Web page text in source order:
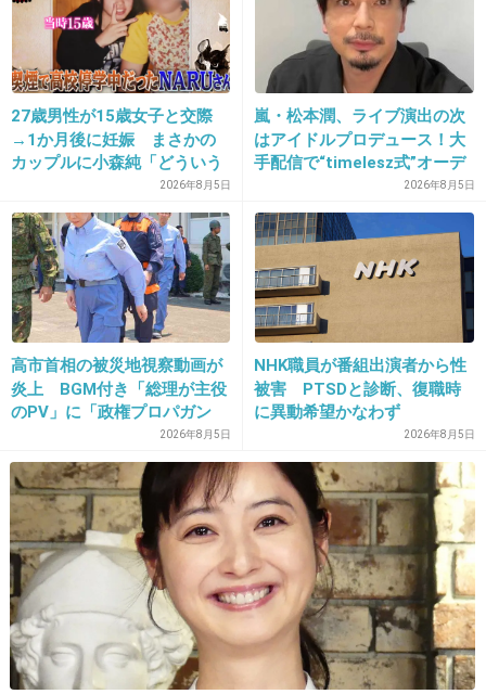
14. 匿名2015/07/28(火) 17:23:41
貝や石って踏むとかなり痛い
本当は走って海に入っていきたいが、ビーサン
なしの時は慎重に歩く
15. 匿名2015/07/28(火) 17:23:42
砂が足に付着してイライラ
+65
16. 匿名 2015/07/28(火) 17:24:20
27歳男性が15歳女子と交際
→1か月後に妊娠 まさかの
カップルに小森純「どういう
事？だいぶあぶねぇよ」2026年8月5日
嵐・松本潤、ライブ演出の次
はアイドルプロデュース！大
手配信で“timelesz式”オーデ
ィション番組が進行中か2026年8月5日
高市首相の被災地視察動画が
炎上 BGM付き「総理が主役
のPV」に「政権プロパガン
2026年8月5日
NHK職員が番組出演者から性
被害 PTSDと診断、復職時
に異動希望かなわず
2026年8月5日